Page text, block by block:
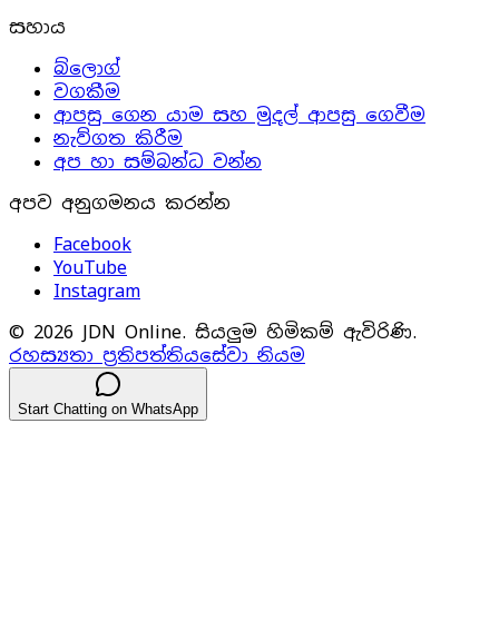
සහාය
බ්ලොග්
වගකීම
ආපසු ගෙන යාම සහ මුදල් ආපසු ගෙවීම
නැව්ගත කිරීම
අප හා සම්බන්ධ වන්න
අපව අනුගමනය කරන්න
Facebook
YouTube
Instagram
© 2026 JDN Online. සියලුම හිමිකම් ඇවිරිණි.
රහස්‍යතා ප්‍රතිපත්තියසේවා නියම
Start Chatting on WhatsApp